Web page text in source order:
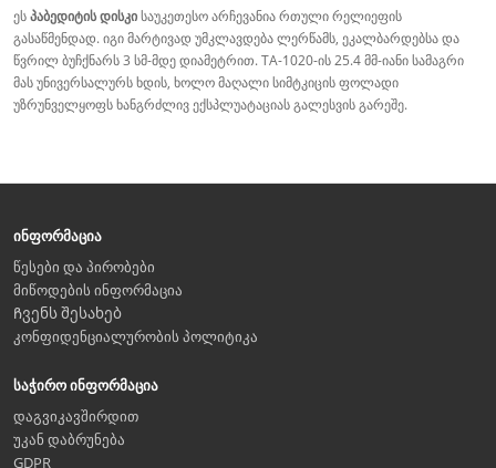
ესპაბედიტის დისკისაუკეთესო არჩევანია რთული რელიეფის
გასაწმენდად. იგი მარტივად უმკლავდება ლერწამს, ეკალბარდებსა და
წვრილ ბუჩქნარს 3 სმ-მდე დიამეტრით. TA-1020-ის 25.4 მმ-იანი სამაგრი
მას უნივერსალურს ხდის, ხოლო მაღალი სიმტკიცის ფოლადი
უზრუნველყოფს ხანგრძლივ ექსპლუატაციას გალესვის გარეშე.
ინფორმაცია
წესები და პირობები
მიწოდების ინფორმაცია
Ჩვენს შესახებ
კონფიდენციალურობის პოლიტიკა
საჭირო ინფორმაცია
დაგვიკავშირდით
უკან დაბრუნება
GDPR